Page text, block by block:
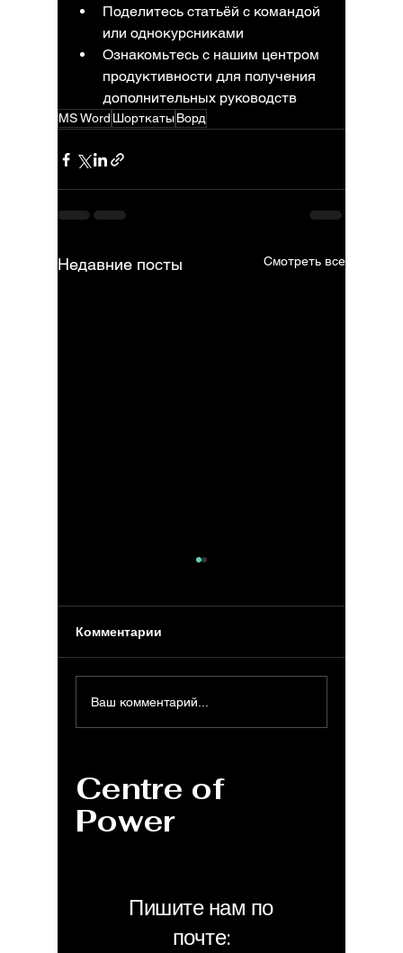
Поделитесь статьёй с командой
или однокурсниками
Ознакомьтесь с нашим центром
продуктивности для получения
дополнительных руководств
MS Word ШорткатыВорд
Недавние посты Смотреть все
MS Word: Особые
шорткаты для
Комментарии
Ваш комментарий...
Centre of
Power
Пишите нам по
почте: